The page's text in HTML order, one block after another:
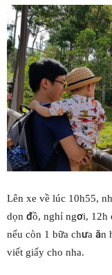
Lên xe về lúc 10h55,
dọn đồ, nghỉ ngơi, 12h
nếu còn 1 bữa chưa ăn
viết giấy cho nha.